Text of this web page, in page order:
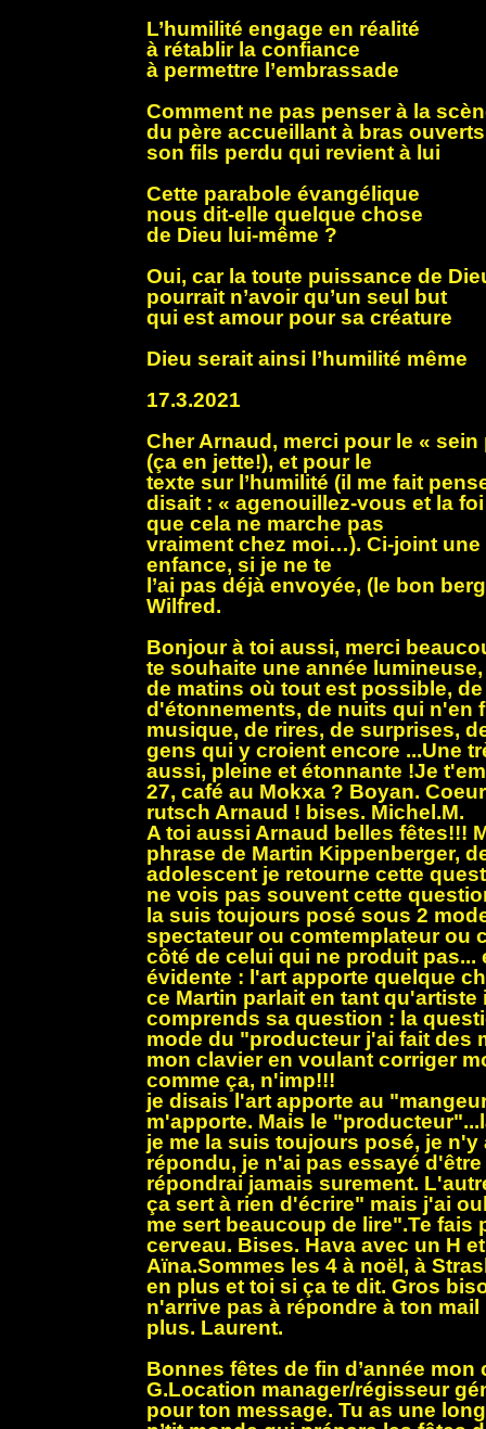
L’humilité engage en réalité
à rétablir la confiance
à permettre l’embrassade
Comment ne pas penser à la
du père accueillant à bras ouverts
son fils perdu qui revient à lui
Cette parabole évangélique
nous dit-elle quelque chose
de Dieu lui-même ?
Oui, car la toute puissance de
pourrait n’avoir qu’un seul but
qui est amour pour sa créature
Dieu serait ainsi l’humilité même
17.3.2021
Cher Arnaud, merci pour le «
(ça en jette!), et pour le
texte sur l’humilité (il me fait
disait : « agenouillez-vous et la
que cela ne marche pas
vraiment chez moi…). Ci-joint une
enfance, si je ne te
l’ai pas déjà envoyée, (le bon
Wilfred.
Bonjour à toi aussi, merci
te souhaite une année
de matins où tout est possible,
d'étonnements, de nuits qui n'en
musique, de rires, de surprises,
gens qui y croient encore ...Une
aussi, pleine et étonnante !Je
27, café au Mokxa ? Boyan.
rutsch Arnaud ! bises. Michel.M.
A toi aussi Arnaud belles fêtes!!!
phrase de Martin Kippenberger,
adolescent je retourne cette
ne vois pas souvent cette
la suis toujours posé sous 2
spectateur ou comtemplateur ou
côté de celui qui ne produit pas...
évidente : l'art apporte quelque
ce Martin parlait en tant qu'artiste
comprends sa question : la
mode du "producteur j'ai fait des
mon clavier en voulant corriger
comme ça, n'imp!!!
je disais l'art apporte au
m'apporte. Mais le
je me la suis toujours posé, je n'y
répondu, je n'ai pas essayé
répondrai jamais surement.
ça sert à rien d'écrire" mais j'ai
me sert beaucoup de lire".Te
cerveau. Bises. Hava avec un H
Aïna.Sommes les 4 à noël, à
en plus et toi si ça te dit. Gros
n'arrive pas à répondre à ton
plus. Laurent.
Bonnes fêtes de fin d’année
G.Location manager/régisseur
pour ton message. Tu as une